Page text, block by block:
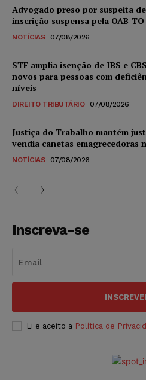
Advogado preso por suspeita
inscrição suspensa pela OAB-TO
NOTÍCIAS 07/08/2026
STF amplia isenção de IBS e
novos para pessoas com
níveis
DIREITO TRIBUTÁRIO 07/08/2026
Justiça do Trabalho mantém
vendia canetas emagrecedoras
NOTÍCIAS 07/08/2026
Inscreva-se
Li e aceito a Política de